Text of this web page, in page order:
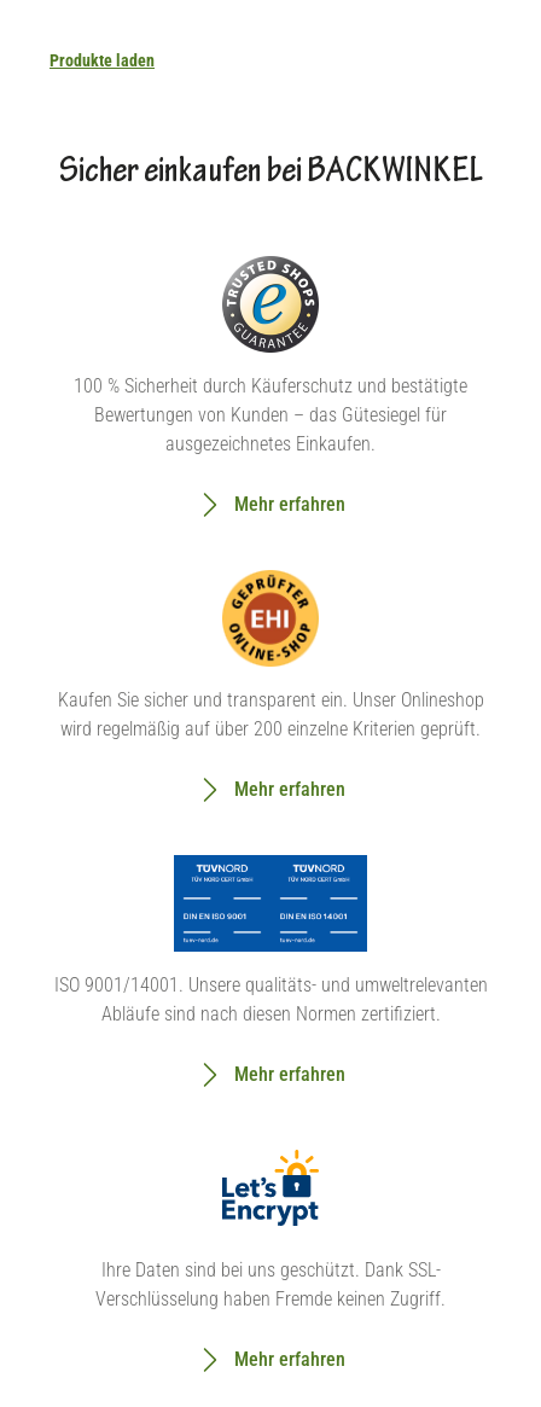
Produkte laden
Sicher einkaufen bei BACKWINKEL
100 % Sicherheit durch Käuferschutz und bestätigte
Bewertungen von Kunden – das Gütesiegel für
ausgezeichnetes Einkaufen.
Mehr erfahren
Kaufen Sie sicher und transparent ein. Unser Onlineshop
wird regelmäßig auf über 200 einzelne Kriterien geprüft.
Mehr erfahren
ISO 9001/14001. Unsere qualitäts- und umweltrelevanten
Abläufe sind nach diesen Normen zertifiziert.
Mehr erfahren
Ihre Daten sind bei uns geschützt. Dank SSL-
Verschlüsselung haben Fremde keinen Zugriff.
Mehr erfahren